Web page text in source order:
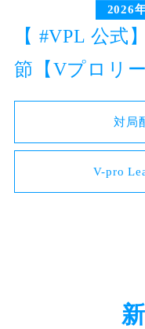
2026
【 #VPL 公式
節【Vプロリー
対局
V-pro